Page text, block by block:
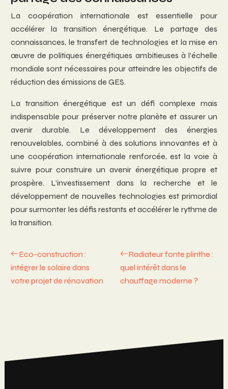
La coopération internationale est essentielle pour
accélérer la transition énergétique. Le partage des
connaissances, le transfert de technologies et la mise en
œuvre de politiques énergétiques ambitieuses à l’échelle
mondiale sont nécessaires pour atteindre les objectifs de
réduction des émissions de GES.
La transition énergétique est un défi complexe mais
indispensable pour préserver notre planète et assurer un
avenir durable. Le développement des énergies
renouvelables, combiné à des solutions innovantes et à
une coopération internationale renforcée, est la voie à
suivre pour construire un avenir énergétique propre et
prospère. L’investissement dans la recherche et le
développement de nouvelles technologies est primordial
pour surmonter les défis restants et accélérer le rythme de
la transition.
Eco-construction :
intégrer le solaire dans
votre projet de rénovation
Radiateur fonte plinthe :
quel intérêt dans le
chauffage moderne ?